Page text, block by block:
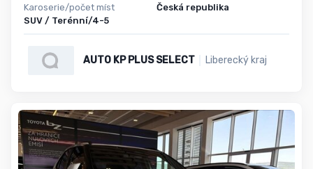
Karoserie/počet míst
SUV / Terénní/4-5
Česká republika
AUTO KP PLUS SELECT Liberecký kraj